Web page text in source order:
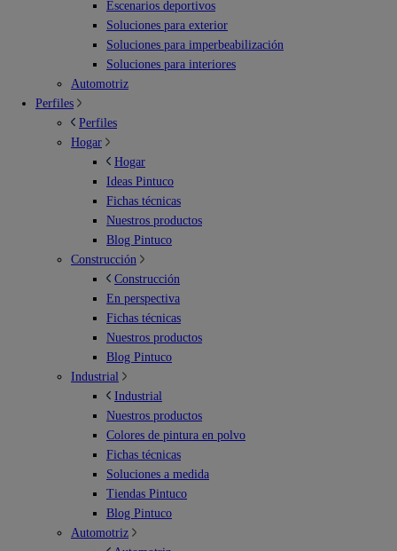
Escenarios deportivos
Soluciones para exterior
Soluciones para imperbeabilización
Soluciones para interiores
Automotriz
Perfiles
Perfiles
Hogar
Hogar
Ideas Pintuco
Fichas técnicas
Nuestros productos
Blog Pintuco
Construcción
Construcción
En perspectiva
Fichas técnicas
Nuestros productos
Blog Pintuco
Industrial
Industrial
Nuestros productos
Colores de pintura en polvo
Fichas técnicas
Soluciones a medida
Tiendas Pintuco
Blog Pintuco
Automotriz